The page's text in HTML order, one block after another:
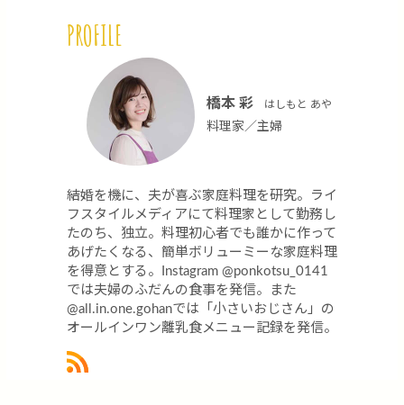
PROFILE
橋本 彩はしもと あや
料理家／主婦
結婚を機に、夫が喜ぶ家庭料理を研究。ライ
フスタイルメディアにて料理家として勤務し
たのち、独立。料理初心者でも誰かに作って
あげたくなる、簡単ボリューミーな家庭料理
を得意とする。Instagram @ponkotsu_0141
では夫婦のふだんの食事を発信。また
@all.in.one.gohanでは「小さいおじさん」の
オールインワン離乳食メニュー記録を発信。